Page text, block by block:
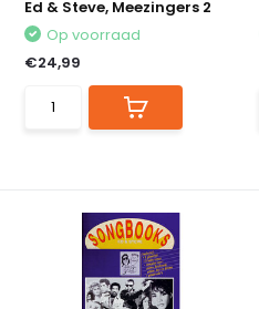
Ed & Steve, Meezingers 2
Op voorraad
€24,99